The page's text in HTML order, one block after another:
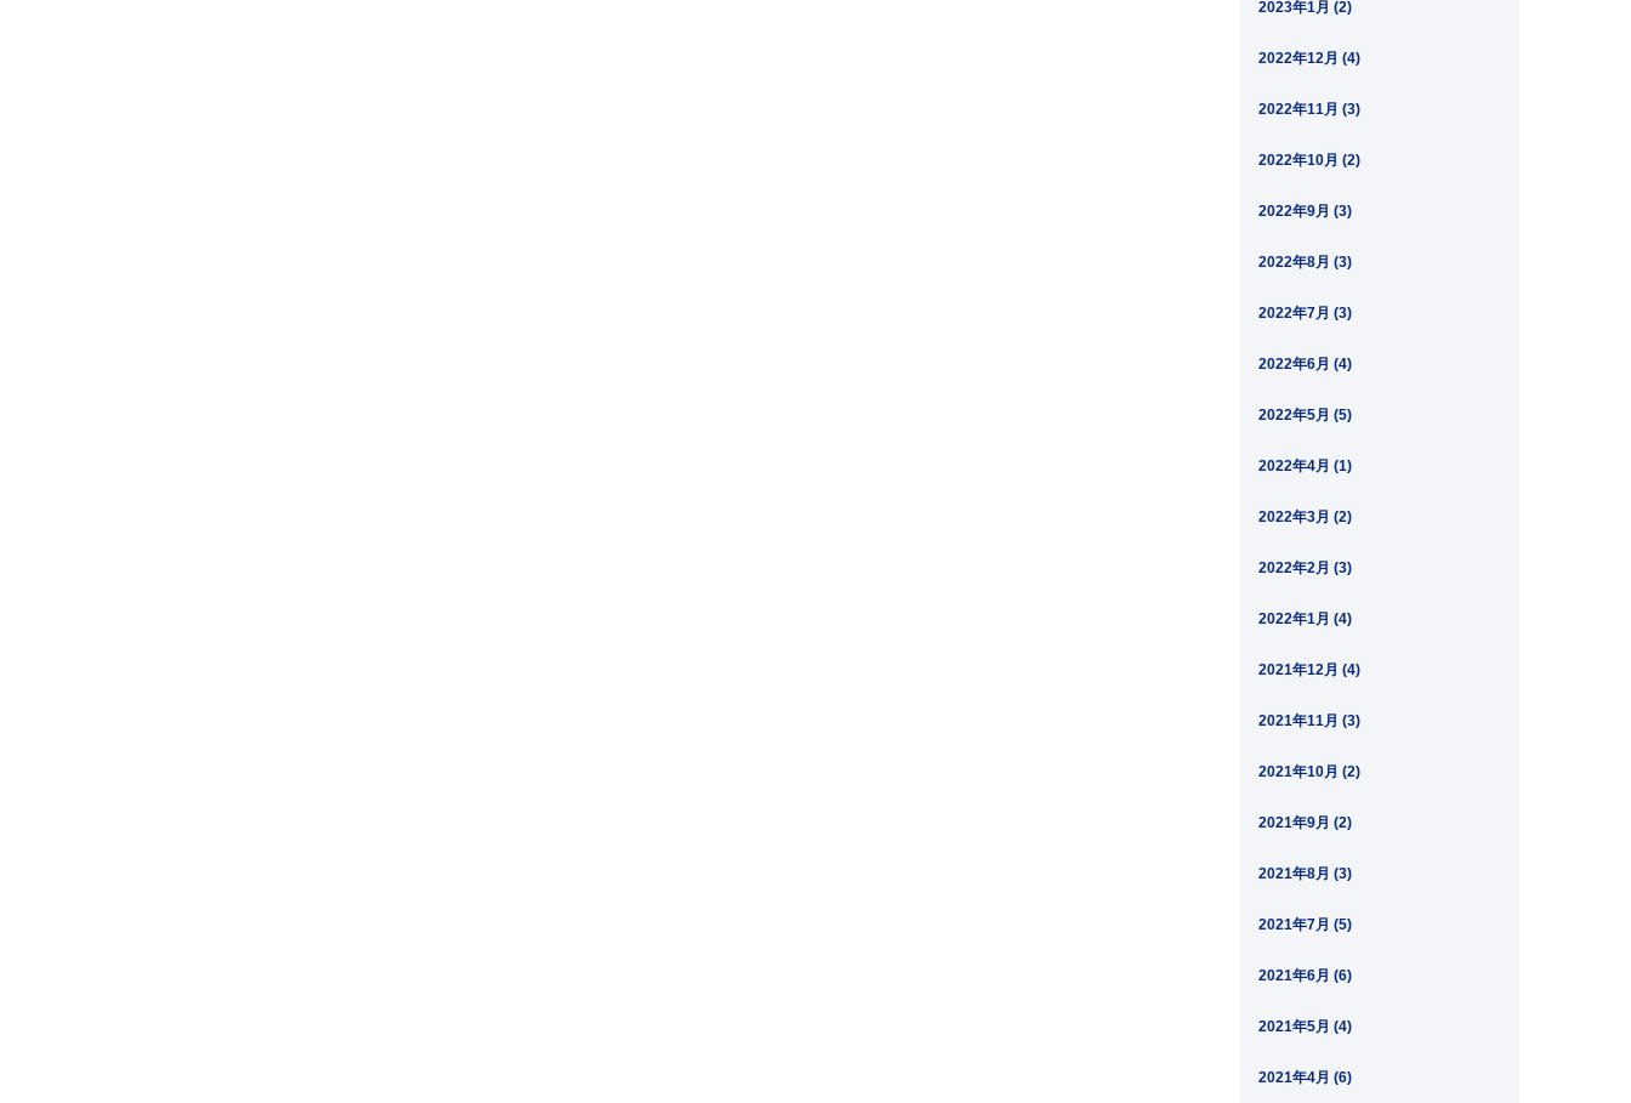
2023年1月 (2)
2022年12月 (4)
2022年11月 (3)
2022年10月 (2)
2022年9月 (3)
2022年8月 (3)
2022年7月 (3)
2022年6月 (4)
2022年5月 (5)
2022年4月 (1)
2022年3月 (2)
2022年2月 (3)
2022年1月 (4)
2021年12月 (4)
2021年11月 (3)
2021年10月 (2)
2021年9月 (2)
2021年8月 (3)
2021年7月 (5)
2021年6月 (6)
2021年5月 (4)
2021年4月 (6)